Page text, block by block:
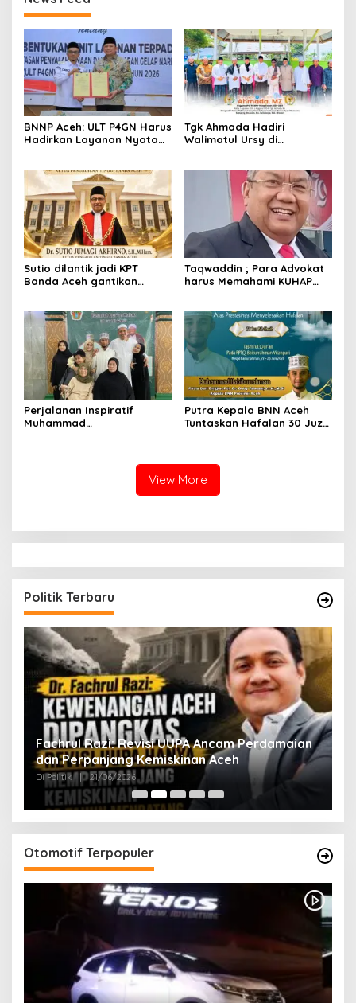
BNNP Aceh: ULT P4GN Harus
Hadirkan Layanan Nyata
Tgk Ahmada Hadiri
Walimatul Ursy di
Masyarakat
Sutio dilantik jadi KPT
Banda Aceh gantikan
Taqwaddin ; Para Advokat
harus Memahami KUHAP
Perjalanan Inspiratif
Muhammad
Putra Kepala BNN Aceh
Tuntaskan Hafalan 30 Juz
View More
Politik Terbaru
Fachrul Razi: Revisi UUPA Ancam Perdamaian
dan Perpanjang Kemiskinan Aceh
Di Politik | 21/06/2026
Otomotif Terpopuler